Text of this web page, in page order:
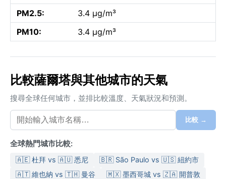
PM2.5:
3.4 µg/m³
PM10:
3.4 µg/m³
比較薩爾塔與其他城市的天氣
搜尋全球任何城市，並排比較溫度、天氣狀況和預測。
比較 →
全球熱門城市比較:
🇦🇪 杜拜 vs 🇦🇺 悉尼
🇧🇷 São Paulo vs 🇺🇸 紐約市
🇦🇹 維也納 vs 🇹🇭 曼谷
🇲🇽 墨西哥城 vs 🇿🇦 開普敦